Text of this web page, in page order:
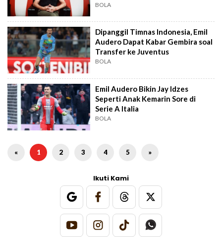
BOLA
Dipanggil Timnas Indonesia, Emil
Audero Dapat Kabar Gembira soal
Transfer ke Juventus
BOLA
Emil Audero Bikin Jay Idzes
Seperti Anak Kemarin Sore di
Serie A Italia
BOLA
« 1 2 3 4 5 »
Ikuti Kami